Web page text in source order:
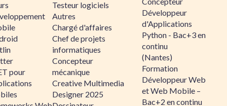
pour
Testeur logiciels
Autres
Chargé d'affaires
Chef de projets
informatiques
Concepteur
mécanique
Creative Multimedia
Designer 2025
Développeur
d'Applications
Python - Bac+3 en
continu
(Nantes)
Formation
Développeur Web
et Web Mobile –
Bac+2 en continu